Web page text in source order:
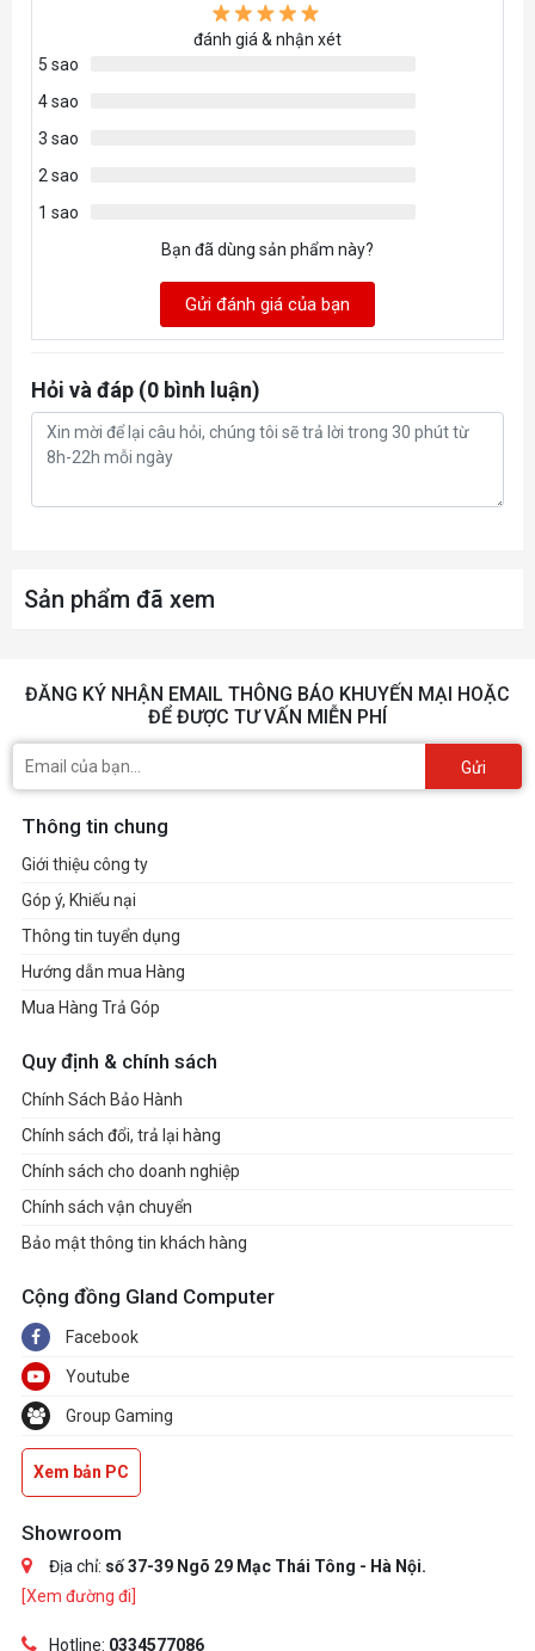
đánh giá & nhận xét
5 sao
4 sao
3 sao
2 sao
1 sao
Bạn đã dùng sản phẩm này?
Gửi đánh giá của bạn
Hỏi và đáp (0 bình luận)
Sản phẩm đã xem
ĐĂNG KÝ NHẬN EMAIL THÔNG BÁO KHUYẾN MẠI HOẶC
ĐỂ ĐƯỢC TƯ VẤN MIỄN PHÍ
Gửi
Thông tin chung
Giới thiệu công ty
Góp ý, Khiếu nại
Thông tin tuyển dụng
Hướng dẫn mua Hàng
Mua Hàng Trả Góp
Quy định & chính sách
Chính Sách Bảo Hành
Chính sách đổi, trả lại hàng
Chính sách cho doanh nghiệp
Chính sách vận chuyển
Bảo mật thông tin khách hàng
Cộng đồng Gland Computer
Facebook
Youtube
Group Gaming
Xem bản PC
Showroom
Địa chỉ: số 37-39 Ngõ 29 Mạc Thái Tông - Hà Nội.
[Xem đường đi]
Hotline: 0334577086